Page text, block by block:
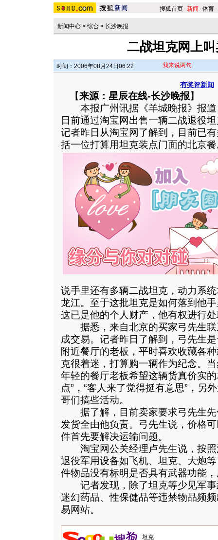
搜狐首页-新闻 -体育-
新闻中心 > 综合 > 长沙晚报
二战坦克网上
时间：2006年08月24日06:22 我来说两句
有奖评新闻
【来源：星辰在线-长沙晚报】
本报广州讯据《羊城晚报》报道
日前通过淘宝网出售一辆二战退役
记者昨日从淘宝网了解到，目前已
括一位打算用坦克装点门面的北京
说手里还有多辆二战坦克，动力系
龙江。至于这批坦克是如何落到他
这已是他的个人财产，他有权进行
据悉，来自北京的买家弓先生联
成交易。记者昨日了解到，弓先生
附近餐厅的老板，平时喜欢收藏各
克很着迷，打算购一辆作为纪念。
年轻的餐厅老板希望这辆货真价实
点”，“客人来了觉得挺有意思”，另
哥们搞些活动。
据了解，目前卖家要求弓先生先
发货全由他负责。弓先生说，价格
件首先要解决运输问题。
淘宝网公关经理卢先生说，按照
退役军用设备如飞机、坦克、大炮
件物品没有标明是否具有武器功能
记者发现，除了坦克等少见军事
迷幻药品、性保健品等违禁物品频
易网站。